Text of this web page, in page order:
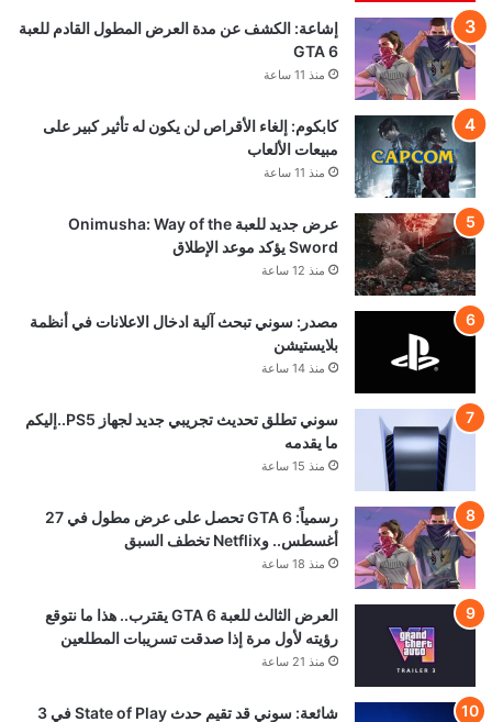
إشاعة: الكشف عن مدة العرض المطول القادم للعبة
GTA 6
منذ 11 ساعة
كابكوم: إلغاء الأقراص لن يكون له تأثير كبير على
مبيعات الألعاب
منذ 11 ساعة
عرض جديد للعبة Onimusha: Way of the
Sword يؤكد موعد الإطلاق
منذ 12 ساعة
مصدر: سوني تبحث آلية ادخال الاعلانات في أنظمة
بلايستيشن
منذ 14 ساعة
سوني تطلق تحديث تجريبي جديد لجهاز PS5..إليكم
ما يقدمه
منذ 15 ساعة
رسمياً: GTA 6 تحصل على عرض مطول في 27
أغسطس.. وNetflix تخطف السبق
منذ 18 ساعة
العرض الثالث للعبة GTA 6 يقترب.. هذا ما نتوقع
رؤيته لأول مرة إذا صدقت تسريبات المطلعين
منذ 21 ساعة
شائعة: سوني قد تقيم حدث State of Play في 3